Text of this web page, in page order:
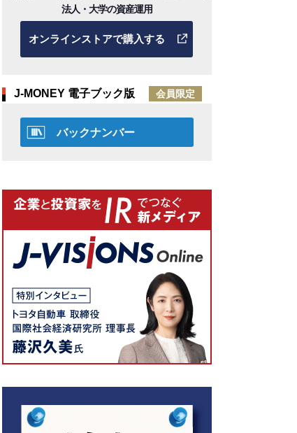
法人・大学の資産運用
オンラインストアで購入する
J-MONEY 電子ブック版 会員限定
バックナンバー